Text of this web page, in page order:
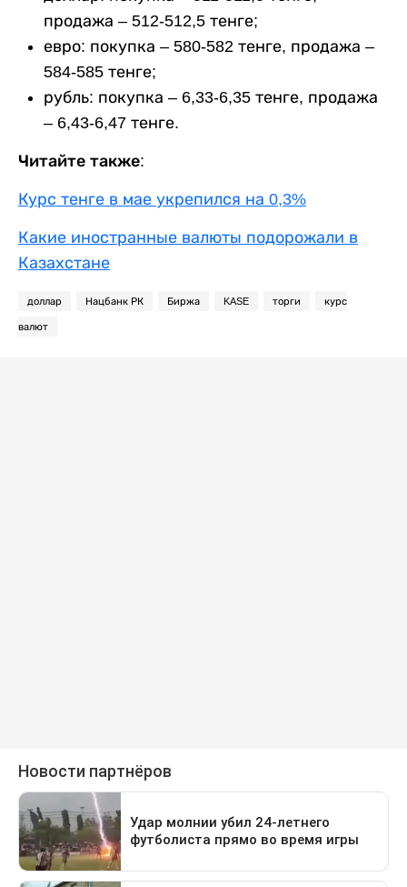
продажа – 512-512,5 тенге;
евро: покупка – 580-582 тенге, продажа –
584-585 тенге;
рубль: покупка – 6,33-6,35 тенге, продажа
– 6,43-6,47 тенге.
Читайте также:
Курс тенге в мае укрепился на 0,3%
Какие иностранные валюты подорожали в
Казахстане
доллар Нацбанк РК Биржа KASE торги курс
валют